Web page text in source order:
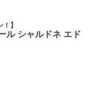
】
ル シャルドネ エド